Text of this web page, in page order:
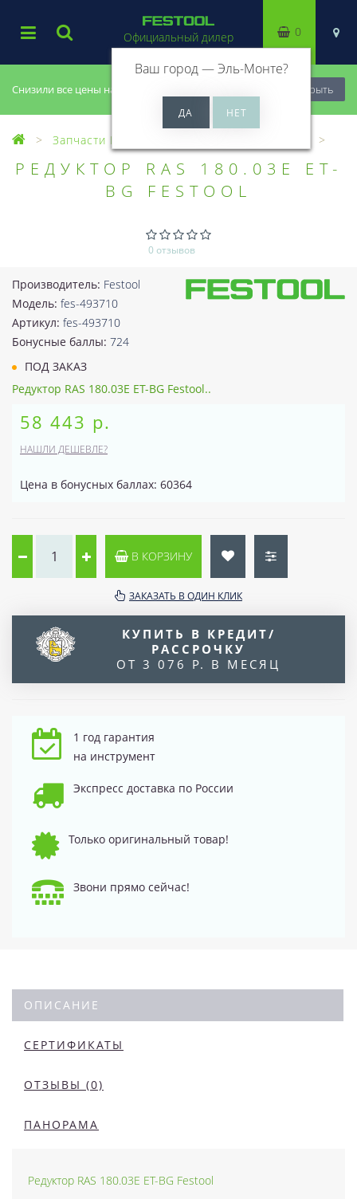
Снизили все цены на 20%, успей купить! Закрыть
Официальный дилер
Ваш город —Эль-Монте?
0
Запчасти Festool
РЕДУКТОР RAS 180.03E ET-
BG FESTOOL
0 отзывов
Производитель: Festool
Модель: fes-493710
Артикул: fes-493710
Бонусные баллы: 724
ПОД ЗАКАЗ
Редуктор RAS 180.03E ET-BG Festool..
58 443 р.
НАШЛИ ДЕШЕВЛЕ?
Цена в бонусных баллах: 60364
В КОРЗИНУ
ЗАКАЗАТЬ В ОДИН КЛИК
КУПИТЬ В КРЕДИТ/
РАССРОЧКУ
ОТ 3 076 Р. В МЕСЯЦ
1 год гарантия
на инструмент
Экспресс доставка по России
Только оригинальный товар!
Звони прямо сейчас!
ОПИСАНИЕ
СЕРТИФИКАТЫ
ОТЗЫВЫ (0)
ПАНОРАМА
Редуктор RAS 180.03E ET-BG Festool